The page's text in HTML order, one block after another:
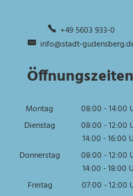
+49 5603 933-0
info@stadt-
Öffnungszeiten
Montag 08:00 -14:00
Von
Dienstag 08:00 -12:00
Von
14:00 -16:00
Von
Donnerstag 08:00 -12:00
Von
14:00 -18:00
Von
Freitag 07:00 -12:00